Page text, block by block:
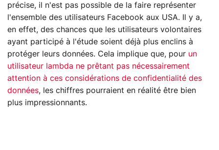
précise, il n'est pas possible de la faire représenter
l'ensemble des utilisateurs Facebook aux USA. Il y a,
en effet, des chances que les utilisateurs volontaires
ayant participé à l'étude soient déjà plus enclins à
protéger leurs données. Cela implique que, pour un
utilisateur lambda ne prêtant pas nécessairement
attention à ces considérations de confidentialité des
données, les chiffres pourraient en réalité être bien
plus impressionnants.